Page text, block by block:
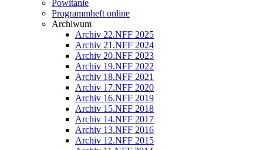
Powitanie
Programmheft online
Archiwum
Archiv 22.NFF 2025
Archiv 21.NFF 2024
Archiv 20.NFF 2023
Archiv 19.NFF 2022
Archiv 18.NFF 2021
Archiv 17.NFF 2020
Archiv 16.NFF 2019
Archiv 15.NFF 2018
Archiv 14.NFF 2017
Archiv 13.NFF 2016
Archiv 12.NFF 2015